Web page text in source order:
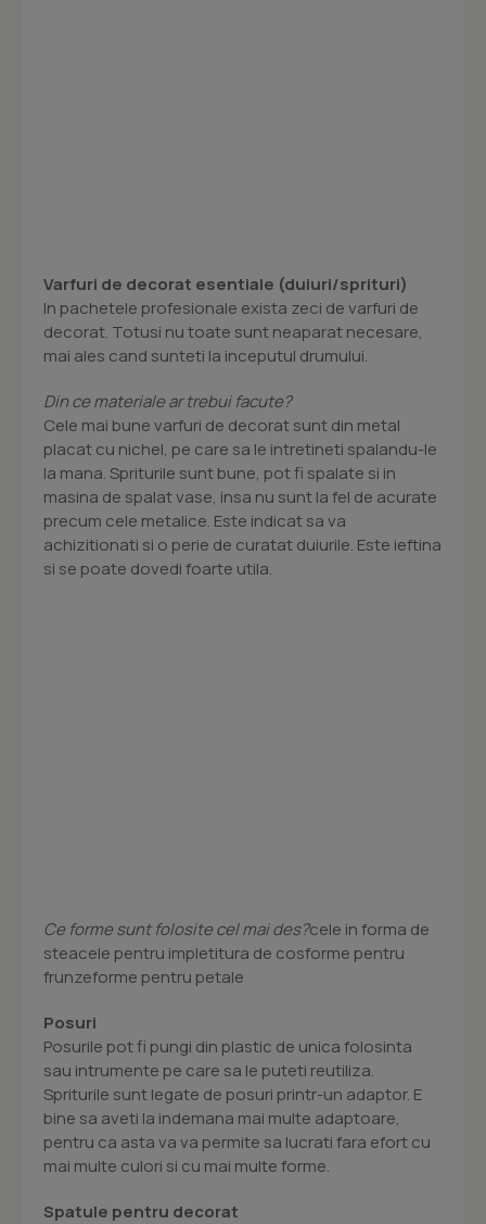
Varfuri de decorat esentiale (duiuri/sprituri)
In pachetele profesionale exista zeci de varfuri de
decorat. Totusi nu toate sunt neaparat necesare,
mai ales cand sunteti la inceputul drumului.
Din ce materiale ar trebui facute?
Cele mai bune varfuri de decorat sunt din metal
placat cu nichel, pe care sa le intretineti spalandu-le
la mana. Spriturile sunt bune, pot fi spalate si in
masina de spalat vase, insa nu sunt la fel de acurate
precum cele metalice. Este indicat sa va
achizitionati si o perie de curatat duiurile. Este ieftina
si se poate dovedi foarte utila.
Ce forme sunt folosite cel mai des?cele in forma de
steacele pentru impletitura de cosforme pentru
frunzeforme pentru petale
Posuri
Posurile pot fi pungi din plastic de unica folosinta
sau intrumente pe care sa le puteti reutiliza.
Spriturile sunt legate de posuri printr-un adaptor. E
bine sa aveti la indemana mai multe adaptoare,
pentru ca asta va va permite sa lucrati fara efort cu
mai multe culori si cu mai multe forme.
Spatule pentru decorat